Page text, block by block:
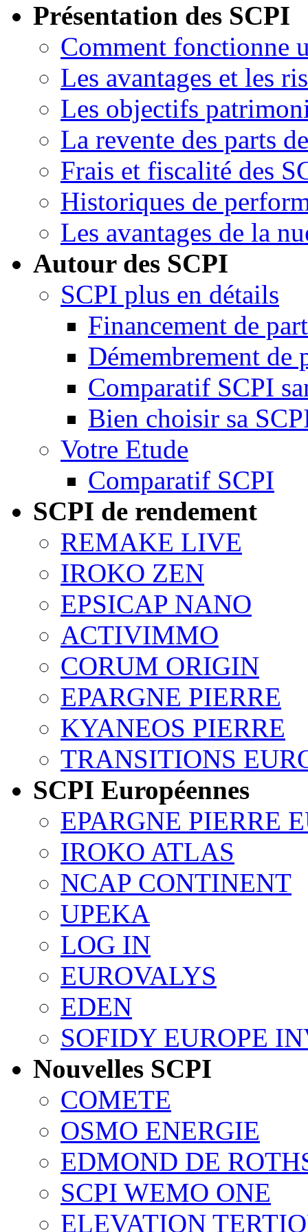
Présentation des SCPI
Comment fonctionne
Les avantages et les
Les objectifs
La revente des parts
Frais et fiscalité des
Historiques de
Les avantages de la
Autour des SCPI
SCPI plus en détails
Financement de
Démembrement de
Comparatif SCPI
Bien choisir sa
Votre Etude
Comparatif SCPI
SCPI de rendement
REMAKE LIVE
IROKO ZEN
EPSICAP NANO
ACTIVIMMO
CORUM ORIGIN
EPARGNE PIERRE
KYANEOS PIERRE
TRANSITIONS
SCPI Européennes
EPARGNE PIERRE
IROKO ATLAS
NCAP CONTINENT
UPEKA
LOG IN
EUROVALYS
EDEN
SOFIDY EUROPE
Nouvelles SCPI
COMETE
OSMO ENERGIE
EDMOND DE
SCPI WEMO ONE
ELEVATION